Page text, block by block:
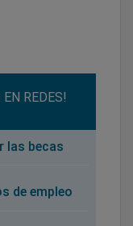
REDES!
las becas
de empleo